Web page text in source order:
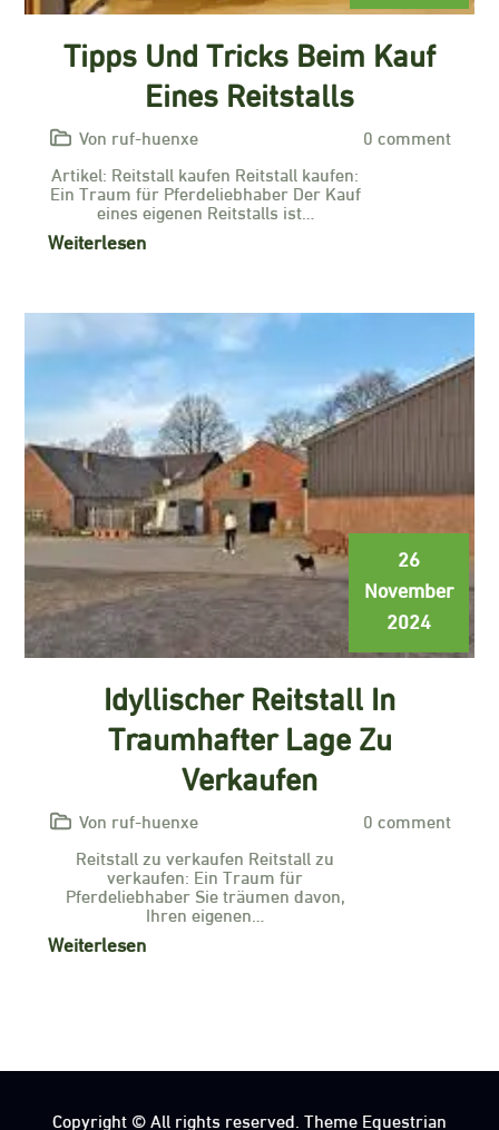
Tipps Und Tricks Beim Kauf
Eines Reitstalls
Von ruf-huenxe
0 comment
Artikel: Reitstall kaufen Reitstall kaufen:
Ein Traum für Pferdeliebhaber Der Kauf
eines eigenen Reitstalls ist…
Weiterlesen
26
November
2024
Idyllischer Reitstall In
Traumhafter Lage Zu
Verkaufen
Von ruf-huenxe
0 comment
Reitstall zu verkaufen Reitstall zu
verkaufen: Ein Traum für
Pferdeliebhaber Sie träumen davon,
Ihren eigenen…
Weiterlesen
Copyright © All rights reserved. Theme Equestrian